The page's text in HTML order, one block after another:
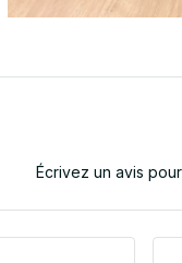
Écrivez un avis